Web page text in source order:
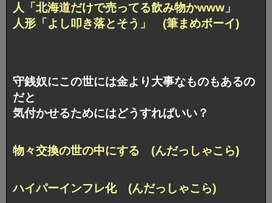
人「北海道だけで売ってる飲み物かwww」
人形「よし叩き落とそう」 (筆まめボーイ)
守銭奴にこの世には金より大事なものもあるの
だと
気付かせるためにはどうすればいい？
物々交換の世の中にする (んだっしゃこら)
ハイパーインフレ化 (んだっしゃこら)